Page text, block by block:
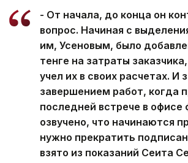
- От начала, до конца он
вопрос. Начиная с
им, Усеновым, было
тенге на затраты
учел их в своих расчетах. И
завершением работ, когда
последней встрече в офисе
озвучено, что начинаются
нужно прекратить
взято из показаний Сеита